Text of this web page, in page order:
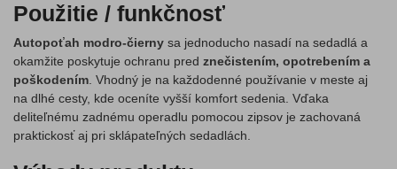
Použitie / funkčnosť
Autopoťah modro-čierny sa jednoducho nasadí na sedadlá a
okamžite poskytuje ochranu pred znečistením, opotrebením a
poškodením . Vhodný je na každodenné používanie v meste aj
na dlhé cesty, kde oceníte vyšší komfort sedenia. Vďaka
deliteľnému zadnému operadlu pomocou zipsov je zachovaná
praktickosť aj pri sklápateľných sedadlách.